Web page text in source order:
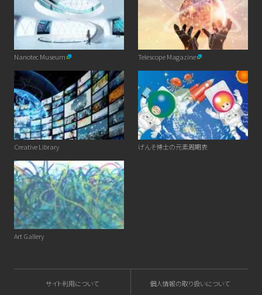
Nanotec Museum Telescope Magazine
Creative Library げんそ博士の元素周期表
Art Gallery
サイト利用について 個人情報の取り扱いについて